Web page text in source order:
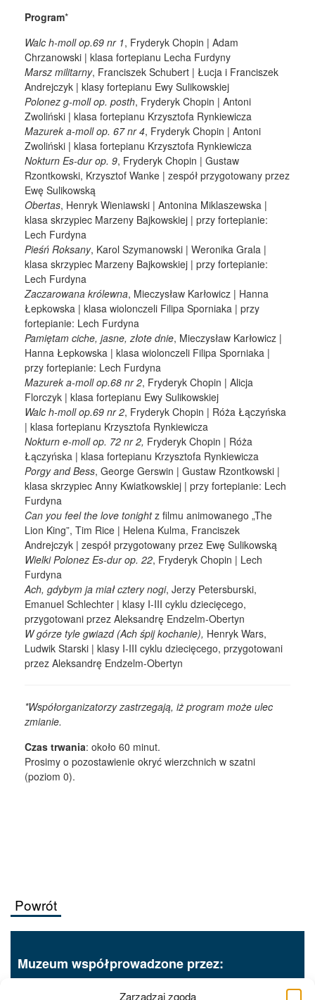
Zarządzaj zgodą
Program*
Walc h-moll op.69 nr 1, Fryderyk Chopin | Adam
Chrzanowski | klasa fortepianu Lecha Furdyny
Marsz militarny, Franciszek Schubert | Łucja i Franciszek
Andrejczyk | klasy fortepianu Ewy Sulikowskiej
Polonez g-moll op. posth, Fryderyk Chopin | Antoni
Zwoliński | klasa fortepianu Krzysztofa Rynkiewicza
Mazurek a-moll op. 67 nr 4, Fryderyk Chopin | Antoni
Zwoliński | klasa fortepianu Krzysztofa Rynkiewicza
Nokturn Es-dur op. 9, Fryderyk Chopin | Gustaw
Rzontkowski, Krzysztof Wanke | zespół przygotowany przez
Ewę Sulikowską
Obertas, Henryk Wieniawski | Antonina Miklaszewska |
klasa skrzypiec Marzeny Bajkowskiej | przy fortepianie:
Lech Furdyna
Pieśń Roksany, Karol Szymanowski | Weronika Grala |
klasa skrzypiec Marzeny Bajkowskiej | przy fortepianie:
Lech Furdyna
Zaczarowana królewna, Mieczysław Karłowicz | Hanna
Łepkowska | klasa wiolonczeli Filipa Sporniaka | przy
fortepianie: Lech Furdyna
Pamiętam ciche, jasne, złote dnie, Mieczysław Karłowicz |
Hanna Łepkowska | klasa wiolonczeli Filipa Sporniaka |
przy fortepianie: Lech Furdyna
Mazurek a-moll op.68 nr 2, Fryderyk Chopin | Alicja
Florczyk | klasa fortepianu Ewy Sulikowskiej
Walc h-moll op.69 nr 2, Fryderyk Chopin | Róża Łączyńska
| klasa fortepianu Krzysztofa Rynkiewicza
Nokturn e-moll op. 72 nr 2, Fryderyk Chopin | Róża
Łączyńska | klasa fortepianu Krzysztofa Rynkiewicza
Porgy and Bess, George Gerswin | Gustaw Rzontkowski |
klasa skrzypiec Anny Kwiatkowskiej | przy fortepianie: Lech
Furdyna
Can you feel the love tonightz filmu animowanego „The
Lion King”, Tim Rice | Helena Kulma, Franciszek
Andrejczyk | zespół przygotowany przez Ewę Sulikowską
Wielki Polonez Es-dur op. 22, Fryderyk Chopin | Lech
Furdyna
Ach, gdybym ja miał cztery nogi, Jerzy Petersburski,
Emanuel Schlechter | klasy I-III cyklu dziecięcego,
przygotowani przez Aleksandrę Endzelm-Obertyn
W górze tyle gwiazd (Ach śpij kochanie), Henryk Wars,
Ludwik Starski | klasy I-III cyklu dziecięcego, przygotowani
przez Aleksandrę Endzelm-Obertyn
*Współorganizatorzy zastrzegają, iż program może ulec
zmianie.
Czas trwania: około 60 minut.
Prosimy o pozostawienie okryć wierzchnich w szatni
(poziom 0).
Powrót
Muzeum współprowadzone przez: